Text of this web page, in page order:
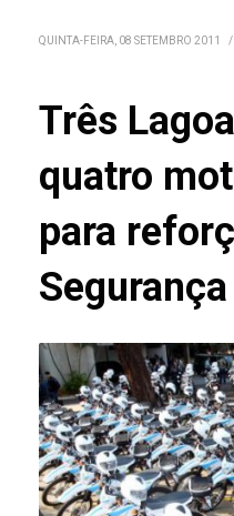
QUINTA-FEIRA, 08 SETEMBRO 2011 /
Três
quatro
para